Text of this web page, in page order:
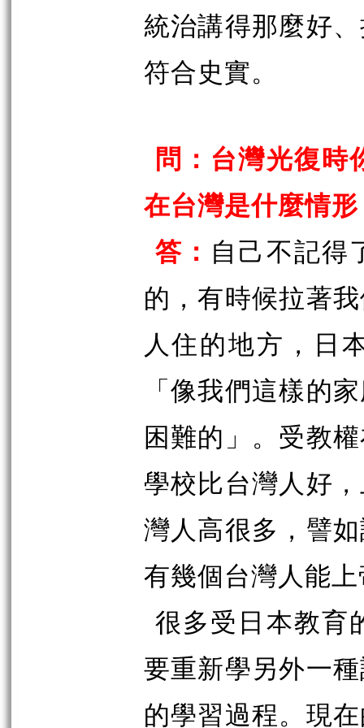
統治講得那麼好
符合史實。
問：台灣光復時
在台灣是什麼情
答： 自己不記得
的，有時候拉著
人住的地方，日
「像我們這樣的
困難的」。受教
學校比台灣人好
灣人高很多，譬
有幾個台灣人能
很多受日本教育
要重新學另外一
的學習過程。現